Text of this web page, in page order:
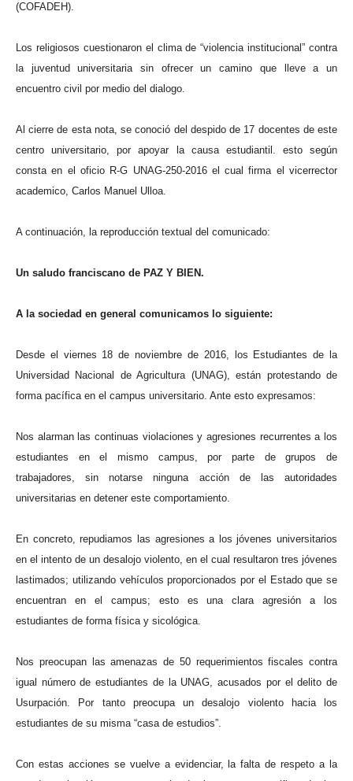
(COFADEH).
Los religiosos cuestionaron el clima de “violencia institucional” contra
la juventud universitaria sin ofrecer un camino que lleve a un
encuentro civil por medio del dialogo.
Al cierre de esta nota, se conoció del despido de 17 docentes de este
centro universitario, por apoyar la causa estudiantil. esto según
consta en el oficio R-G UNAG-250-2016 el cual firma el vicerrector
academico, Carlos Manuel Ulloa.
A continuación, la reproducción textual del comunicado:
Un saludo franciscano de PAZ Y BIEN.
A la sociedad en general comunicamos lo siguiente:
Desde el viernes 18 de noviembre de 2016, los Estudiantes de la
Universidad Nacional de Agricultura (UNAG), están protestando de
forma pacífica en el campus universitario. Ante esto expresamos:
Nos alarman las continuas violaciones y agresiones recurrentes a los
estudiantes en el mismo campus, por parte de grupos de
trabajadores, sin notarse ninguna acción de las autoridades
universitarias en detener este comportamiento.
En concreto, repudiamos las agresiones a los jóvenes universitarios
en el intento de un desalojo violento, en el cual resultaron tres jóvenes
lastimados; utilizando vehículos proporcionados por el Estado que se
encuentran en el campus; esto es una clara agresión a los
estudiantes de forma física y sicológica.
Nos preocupan las amenazas de 50 requerimientos fiscales contra
igual número de estudiantes de la UNAG, acusados por el delito de
Usurpación. Por tanto preocupa un desalojo violento hacia los
estudiantes de su misma “casa de estudios”.
Con estas acciones se vuelve a evidenciar, la falta de respeto a la